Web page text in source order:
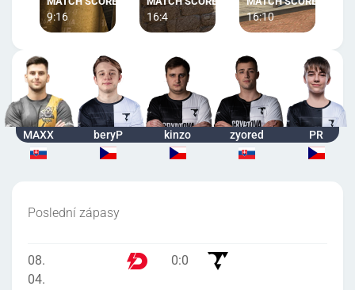
9:16 16:4 16:10
MAXX beryP kinzo zyored PR
Poslední zápasy
08.
04.
0:0